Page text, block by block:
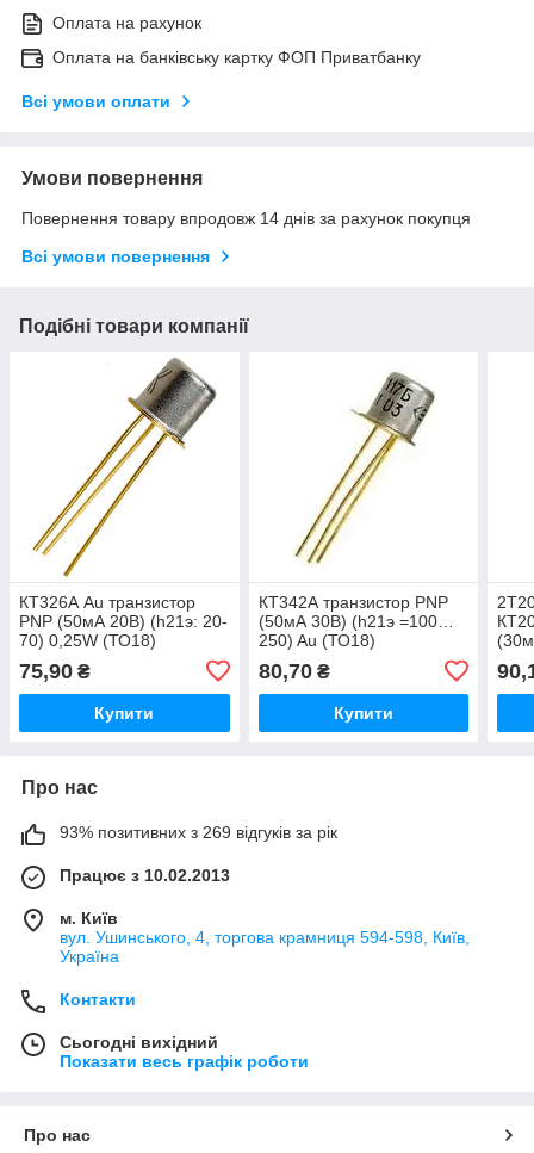
Оплата на рахунок
Оплата на банківську картку ФОП Приватбанку
Всі умови оплати
Умови повернення
Повернення товару впродовж 14 днів за рахунок покупця
Всі умови повернення
Подібні товари компанії
КТ326А Au транзистор
PNP (50мА 20В) (h21э: 20-
70) 0,25W (ТО18)
75,90 ₴
Купити
КТ342А транзистор PNP
(50мА 30В) (h21э =100…
250) Au (ТО18)
80,70₴
Купити
Про нас
93% позитивних з 269 відгуків за рік
Працює з 10.02.2013
м. Київ
вул. Ушинського, 4, торгова крамниця 594-598, Київ,
Україна
Контакти
Сьогодні вихідний
Показати весь графік роботи
Про нас